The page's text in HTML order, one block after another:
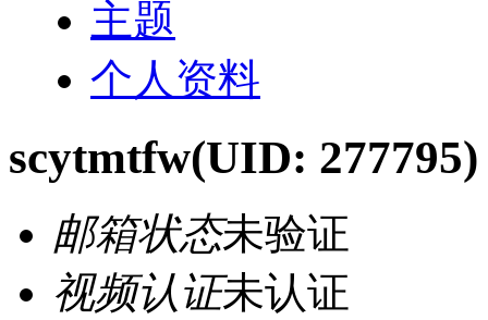
主题
个人资料
scytmtfw(UID: 277795)
邮箱状态未验证
视频认证未认证